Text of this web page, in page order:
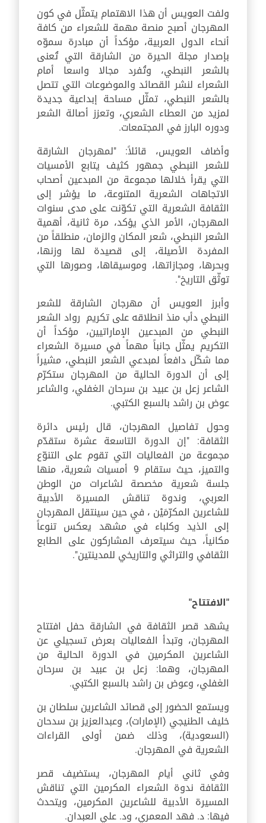
ولفت العويس أن هذا الاهتمام يتمثّل في كون
المهرجان أصبح منصة مهمة للشعراء من كافة
أنحاء الدول العربية، مؤكداً أن مبادرة سموّه
بإصدار مجلة الحيرة من الشارقة التي تُعنى
بالشعر النبطي، وتُفرد مجالا واسعا أمام
الشعراء لنشر القصائد والموضوعات التي تتصل
بالشعر النبطي، تمثّل مساحة إبداعية جديدة
لمزيد من العطاء الشعري، وتعزز أصالة الشعر
ودوره البارز في المجتمعات.
وأضاف العويس، قائلاً: "لمهرجان الشارقة
للشعر النبطي جمهور كثيف يتابع الأمسيات
التي يقرأ خلالها مجموعة من المبدعين أصحاب
الاتجاهات الشعرية المتنوعة، ما يؤشر إلى
الثقافة الشعرية التي تكوّنت على مدى سنوات
المهرجان، الأمر الذي يؤكد، مرة ثانية، أهمية
الشعر النبطي، شعر المكان والزمان، منطلقاً من
المفردة الأصيلة، إلى قصيدة لها وزنها،
وبحرها، ومجازاتها، وموسيقاها، وصورها التي
توثّق التاريخ".
وأبرز العويس أن مهرجان الشارقة للشعر
النبطي دأب منذ انطلاقه على تكريم رواد الشعر
النبطي من المبدعين الإماراتيين، مؤكداً أن
التكريم يمثّل جانباً مهماً في مسيرة الشعراء
مما شكّل دافعاً لمبدعي الشعر النبطي، مشيراً
إلى أن الدورة الحالية من المهرجان ستكرّم
الشاعر زعل بن عبيد بن سرحان الغفلي، والشاعر
عوض بن راشد بالسبع الكتبي.
وحول تفاصيل المهرجان، قال رئيس دائرة
الثقافة: "إن الدورة التاسعة عشرة ستقدّم
مجموعة من الفعاليات التي تقوم على التنوّع
والتميز، حيث ستقام 9 أمسيات شعرية، منها
جلسة شعرية مخصصة لشاعرات من الوطن
العربي، وندوة تناقش المسيرة الأدبية
للشاعرين المكرّمَيْن ، في حين سينتقل المهرجان
إلى الذيد وكلباء في مشهد يعكس تنوعاً
مكانياً، حيث سيتعرف المشاركون على الطابع
الثقافي والتراثي والتاريخي للمدينتين".
"الافتتاح"
يشهد قصر الثقافة في الشارقة حفل افتتاح
المهرجان، وتبدأ الفعاليات بعرض تسجيلي عن
الشاعرين المكرمين في الدورة الحالية من
المهرجان، وهما: زعل بن عبيد بن سرحان
الغفلي، وعوض بن راشد بالسبع الكتبي.
ويستمع الحضور إلى قصائد الشاعرين سلطان بن
خليف الطنيجي (الإمارات)، وعبدالعزيز بن سدحان
(السعودية)، وذلك ضمن أولى القراءات
الشعرية في المهرجان.
وفي ثاني أيام المهرجان، يستضيف قصر
الثقافة ندوة الشعراء المكرمين التي تناقش
المسيرة الأدبية للشاعرين المكرمين، ويتحدث
فيها: د. فهد المعمري، ود. علي العبدان.